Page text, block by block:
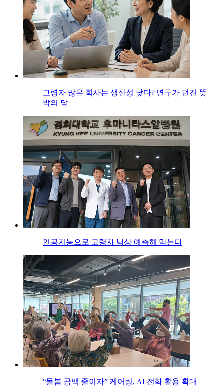
고령자 많은 회사는 생산성 낮다? 연구가 던진 뜻
밖의 답
인공지능으로 고령자 낙상 예측해 막는다
“돌봄 공백 줄이자” 케어링, AI 전화 활용 확대